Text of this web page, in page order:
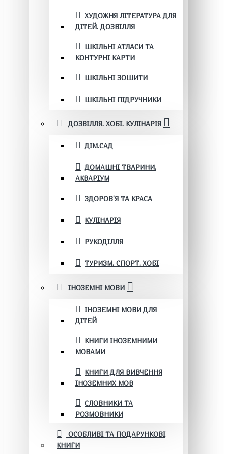
ХУДОЖНЯ ЛІТЕРАТУРА ДЛЯ
ДІТЕЙ. ДОЗВІЛЛЯ
ШКІЛЬНІ АТЛАСИ ТА
КОНТУРНІ КАРТИ
ШКІЛЬНІ ЗОШИТИ
ШКІЛЬНІ ПІДРУЧНИКИ
ДОЗВІЛЛЯ. ХОБІ. КУЛІНАРІЯ
ДІМ.САД
ДОМАШНІ ТВАРИНИ.
АКВАРІУМ
ЗДОРОВ'Я ТА КРАСА
КУЛІНАРІЯ
РУКОДІЛЛЯ
ТУРИЗМ. СПОРТ. ХОБІ
ІНОЗЕМНІ МОВИ
ІНОЗЕМНІ МОВИ ДЛЯ
ДІТЕЙ
КНИГИ ІНОЗЕМНИМИ
МОВАМИ
КНИГИ ДЛЯ ВИВЧЕННЯ
ІНОЗЕМНИХ МОВ
СЛОВНИКИ ТА
РОЗМОВНИКИ
ОСОБЛИВІ ТА ПОДАРУНКОВІ
КНИГИ